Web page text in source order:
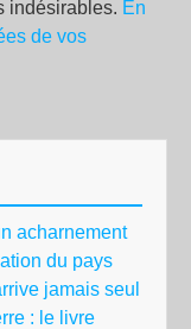
indésirables. En
de vos
acharnement
du pays
jamais seul
: le livre